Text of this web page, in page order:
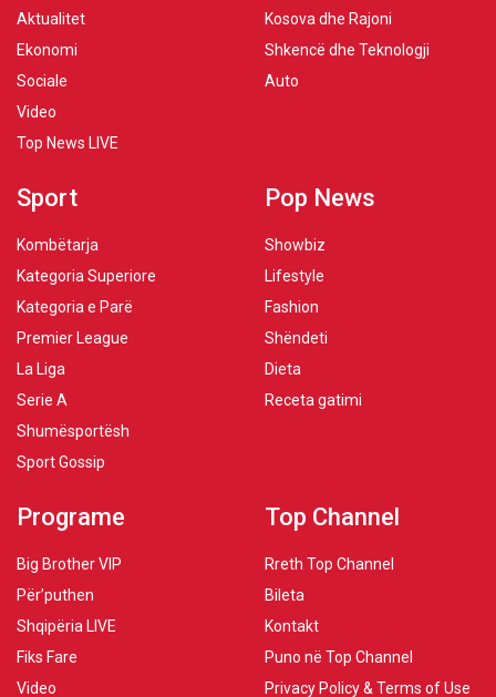
Aktualitet
Ekonomi
Sociale
Video
Top News LIVE
Kosova dhe Rajoni
Shkencë dhe Teknologji
Auto
Sport
Kombëtarja
Kategoria Superiore
Kategoria e Parë
Premier League
La Liga
Serie A
Shumësportësh
Sport Gossip
Pop News
Showbiz
Lifestyle
Fashion
Shëndeti
Dieta
Receta gatimi
Programe
Big Brother VIP
Për’puthen
Shqipëria LIVE
Fiks Fare
Video
Top Channel
Rreth Top Channel
Bileta
Kontakt
Puno në Top Channel
Privacy Policy & Terms of Use